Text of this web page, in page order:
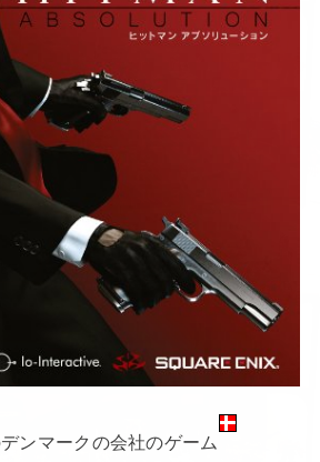
ンマークの会社のゲーム